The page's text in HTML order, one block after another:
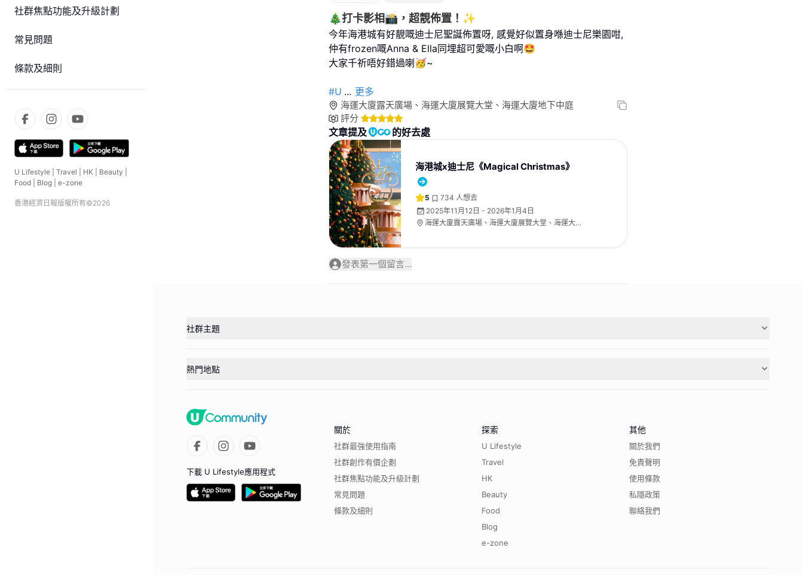
社群焦點功能及升級計劃
常見問題
條款及細則
U Lifestyle Travel HK Beauty
Food
Blog e-zone
香港經濟日報版權所有©2026
🎄打卡影相📸，超靚佈置！✨
今年海港城有好靚嘅迪士尼聖誕佈置呀, 感覺好似置身喺迪士尼樂園咁,
仲有frozen嘅Anna & Ella同埋超可愛嘅小白啊🤩
大家千祈唔好錯過喇🥳~
#U ... 更多
海運大廈露天廣場、海運大廈展覽大堂、海運大廈地下中庭
評分
文章提及 的好去處
海港城x迪士尼《Magical Christmas》
5 734 人想去
2025年11月12日 - 2026年1月4日
海運大廈露天廣場、海運大廈展覽大堂、海運大廈
發表第一個留言...
社群主題
熱門地點
下載 U Lifestyle應用程式
關於
社群最強使用指南
社群創作有價企劃
社群焦點功能及升級計劃
常見問題
條款及細則
探索
U Lifestyle
Travel
HK
Beauty
Food
Blog
e-zone
其他
關於我們
免責聲明
使用條款
私隱政策
聯絡我們